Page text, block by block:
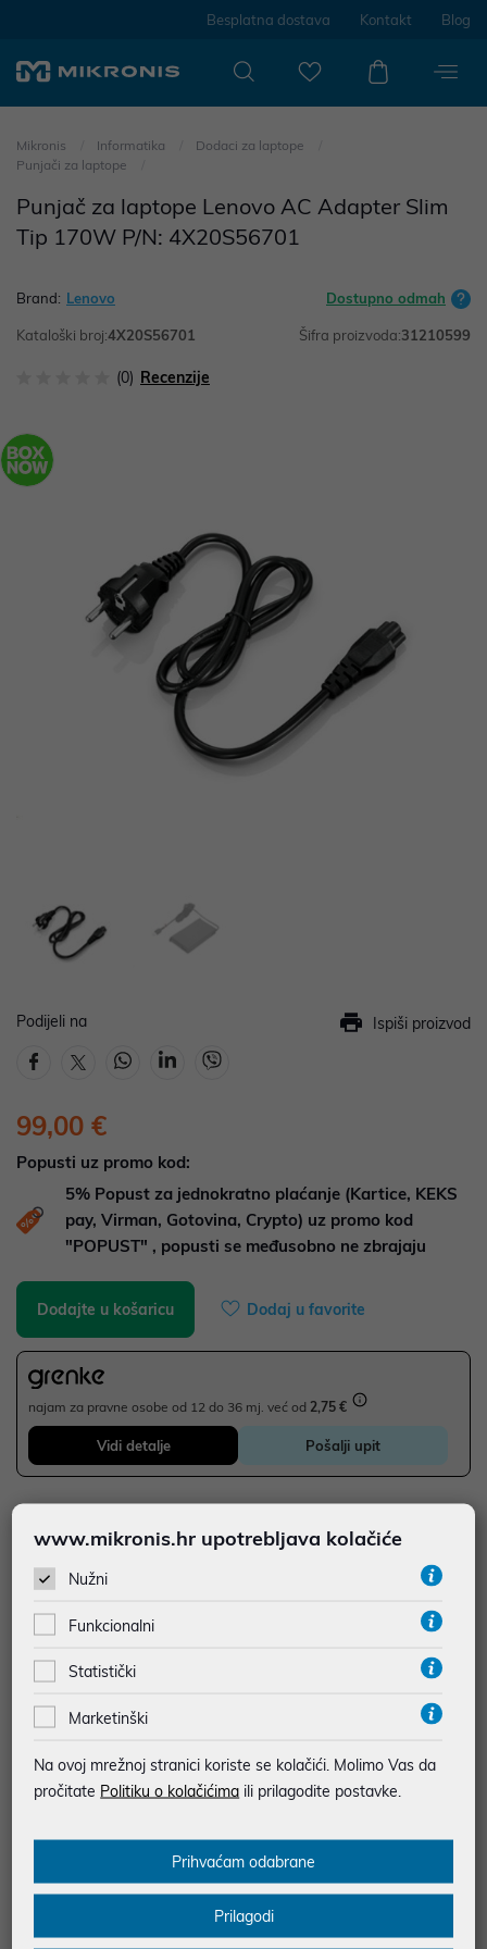
Besplatna dostava Kontakt Blog
Mikronis Informatika
Dodaci za laptope
Punjači za laptope
Punjač za laptope Lenovo AC Adapter Slim
Tip 170W P/N: 4X20S56701
Brand: Lenovo Dostupno odmah
Kataloški broj:4X20S56701 Šifra proizvoda:31210599
(0) Recenzije
Podijeli na Ispiši proizvod
99,00 €
Popusti uz promo kod:
5% Popust za jednokratno plaćanje (Kartice, KEKS
pay, Virman, Gotovina, Crypto) uz promo kod
"POPUST" , popusti se međusobno ne zbrajaju
Dodajte u košaricu Dodaj u favorite
najam za pravne osobe od 12 do 36 mj. već od 2,75 €
Vidi detalje Pošalji upit
SIGURNA KUPOVINA
BESPLATNA DOSTAVA ZA NARUDŽBE IZNAD 66,36€
MOGUĆNOST PLAĆANJA NA RATE
Podaci uz artikle su prezentirani u dobroj namjeri. Mikronis d.o.o. ne
prilikom štampanja te promjene u dostupnosti i cijene. Slike artikala su
ilustrativne prirode te ne moraju u potpunosti odgovarati artiklima. Za sve
web-prodaja@mikronis.hr
The ThinkPad 170W Slim AC adapter is the new adapter with
slim and small design. It is your perfect replacement or spare
www.mikronis.hr upotrebljava kolačiće
Nužni
Funkcionalni
Statistički
Marketinški
Na ovoj mrežnoj stranici koriste se kolačići. Molimo Vas da
pročitate Politiku o kolačićima ili prilagodite postavke.
Prihvaćam odabrane
Prilagodi